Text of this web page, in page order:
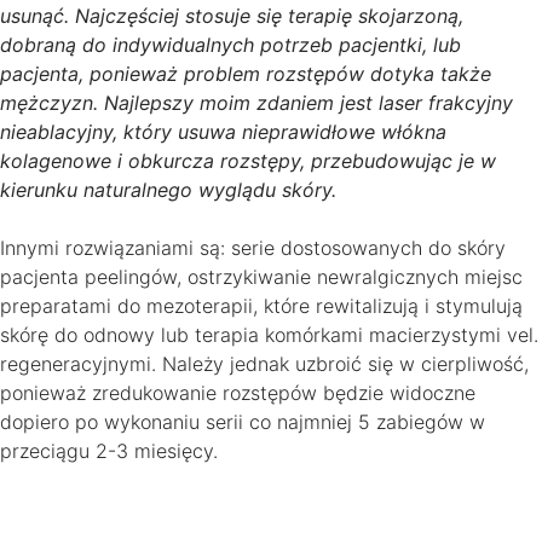
usunąć. Najczęściej stosuje się terapię skojarzoną,
dobraną do indywidualnych potrzeb pacjentki, lub
pacjenta, ponieważ problem rozstępów dotyka także
mężczyzn. Najlepszy moim zdaniem jest laser frakcyjny
nieablacyjny, który usuwa nieprawidłowe włókna
kolagenowe i obkurcza rozstępy, przebudowując je w
kierunku naturalnego wyglądu skóry.
Innymi rozwiązaniami są: serie dostosowanych do skóry
pacjenta peelingów, ostrzykiwanie newralgicznych miejsc
preparatami do mezoterapii, które rewitalizują i stymulują
skórę do odnowy lub terapia komórkami macierzystymi vel.
regeneracyjnymi. Należy jednak uzbroić się w cierpliwość,
ponieważ zredukowanie rozstępów będzie widoczne
dopiero po wykonaniu serii co najmniej 5 zabiegów w
przeciągu 2-3 miesięcy.